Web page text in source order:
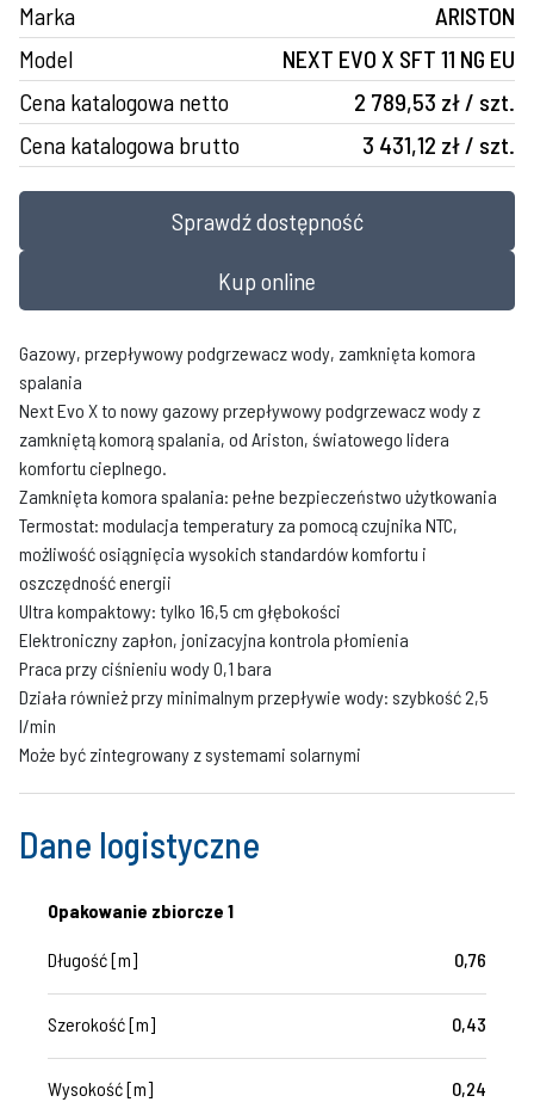
Marka
ARISTON
Model
NEXT EVO X SFT 11 NG EU
Cena katalogowa netto
2 789,53 zł / szt.
Cena katalogowa brutto
3 431,12 zł / szt.
Sprawdź dostępność
Kup online
Gazowy, przepływowy podgrzewacz wody, zamknięta komora
spalania
Next Evo X to nowy gazowy przepływowy podgrzewacz wody z
zamkniętą komorą spalania, od Ariston, światowego lidera
komfortu cieplnego.
Zamknięta komora spalania: pełne bezpieczeństwo użytkowania
Termostat: modulacja temperatury za pomocą czujnika NTC,
możliwość osiągnięcia wysokich standardów komfortu i
oszczędność energii
Ultra kompaktowy: tylko 16,5 cm głębokości
Elektroniczny zapłon, jonizacyjna kontrola płomienia
Praca przy ciśnieniu wody 0,1 bara
Działa również przy minimalnym przepływie wody: szybkość 2,5
l/min
Może być zintegrowany z systemami solarnymi
Dane logistyczne
Opakowanie zbiorcze 1
Długość [m] 0,76
Szerokość [m] 0,43
Wysokość [m] 0,24